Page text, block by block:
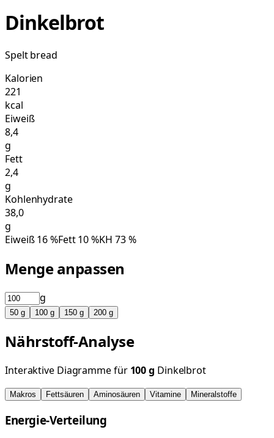
Dinkelbrot
Spelt bread
Kalorien
221
kcal
Eiweiß
8,4
g
Fett
2,4
g
Kohlenhydrate
38,0
g
Eiweiß16%Fett10%KH 73%
Menge anpassen
g
50 g 100 g 150 g 200 g
Nährstoff-Analyse
Interaktive Diagramme für 100g Dinkelbrot
Makros Fettsäuren Aminosäuren Vitamine Mineralstoffe
Energie-Verteilung